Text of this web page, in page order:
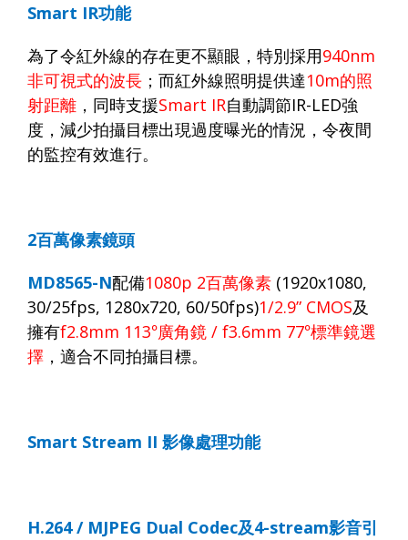
Smart IR功能
為了令紅外線的存在更不顯眼，特別採用940nm
非可視式的波長 ；而紅外線照明提供達10m的照
射距離 ，同時支援Smart IR自動調節IR-LED強
度，減少拍攝目標出現過度曝光的情況，令夜間
的監控有效進行。
2百萬像素鏡頭
MD8565-N配備1080p 2百萬像素 (1920x1080,
30/25fps, 1280x720, 60/50fps)1/2.9” CMOS及
擁有f2.8mm 113°廣角鏡 / f3.6mm 77°標準鏡選
擇 ，適合不同拍攝目標。
Smart Stream II 影像處理功能
H.264 / MJPEG Dual Codec及4-stream影音引